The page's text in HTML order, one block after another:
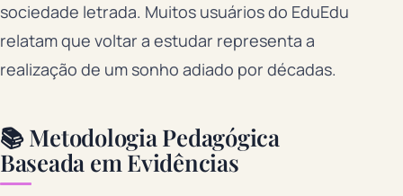
sociedade letrada. Muitos usuários do EduEdu
relatam que voltar a estudar representa a
realização de um sonho adiado por décadas.
📚 Metodologia Pedagógica
Baseada em Evidências